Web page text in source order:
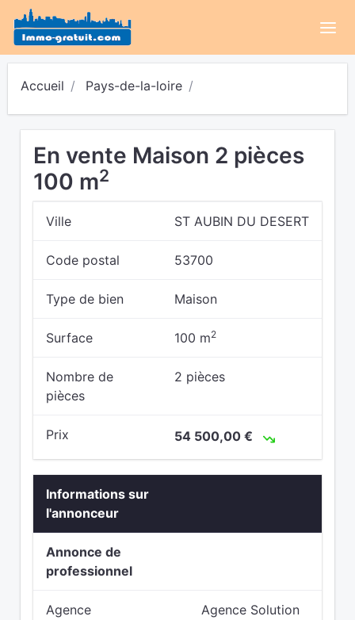
Accueil Pays-de-la-loire
En vente Maison 2 pièces
100 m2
Ville ST AUBIN DU DESERT
Code postal 53700
Type de bien Maison
Surface 100 m2
Nombre de
pièces
2 pièces
Prix 54 500,00 €
Informations sur
l'annonceur
Annonce de
professionnel
Agence
Agence Solution